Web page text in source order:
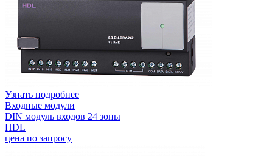
Узнать подробнее
Входные модули
DIN модуль входов 24 зоны
HDL
цена по запросу